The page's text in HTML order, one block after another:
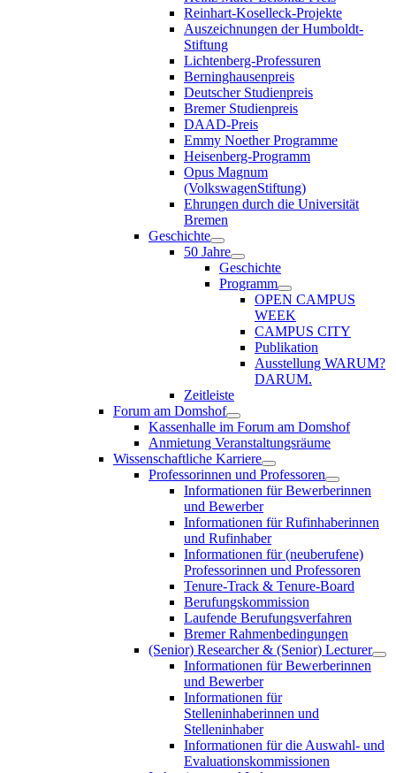
Reinhart-Koselleck-Projekte
Auszeichnungen der Humboldt-
Stiftung
Lichtenberg-Professuren
Berninghausenpreis
Deutscher Studienpreis
Bremer Studienpreis
DAAD-Preis
Emmy Noether Programme
Heisenberg-Programm
Opus Magnum
(VolkswagenStiftung)
Ehrungen durch die Universität
Bremen
Geschichte
50 Jahre
Geschichte
Programm
OPEN CAMPUS
WEEK
CAMPUS CITY
Publikation
Ausstellung WARUM?
DARUM.
Zeitleiste
Forum am Domshof
Kassenhalle im Forum am Domshof
Anmietung Veranstaltungsräume
Wissenschaftliche Karriere
Professorinnen und Professoren
Informationen für Bewerberinnen
und Bewerber
Informationen für Rufinhaberinnen
und Rufinhaber
Informationen für (neuberufene)
Professorinnen und Professoren
Tenure-Track & Tenure-Board
Berufungskommission
Laufende Berufungsverfahren
Bremer Rahmenbedingungen
(Senior) Researcher & (Senior) Lecturer
Informationen für Bewerberinnen
und Bewerber
Informationen für
Stelleninhaberinnen und
Stelleninhaber
Informationen für die Auswahl- und
Evaluationskommissionen